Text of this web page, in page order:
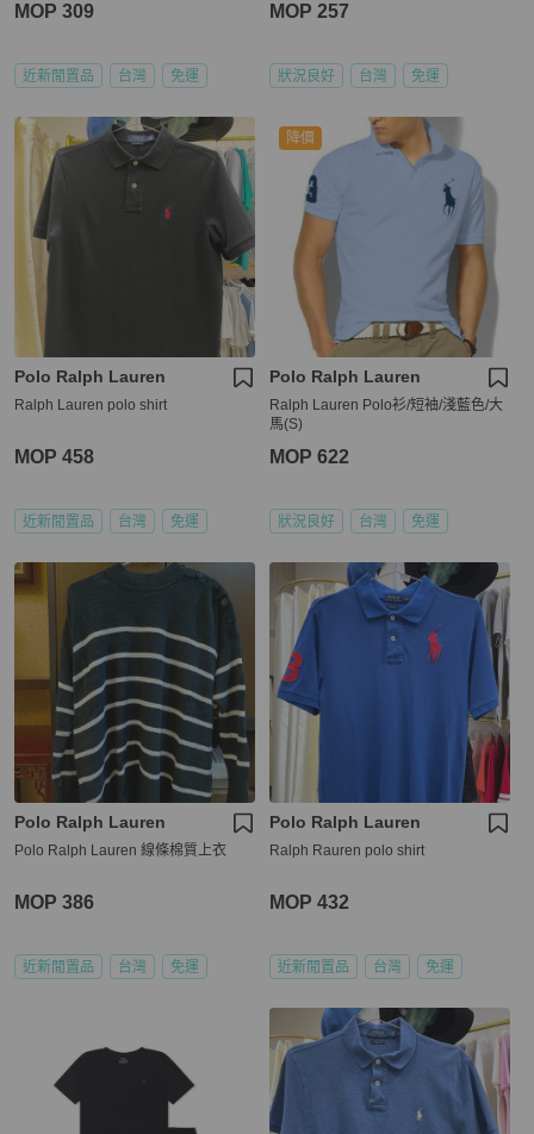
MOP 309
近新閒置品 台灣 免運
MOP 257
狀況良好 台灣 免運
Polo Ralph Lauren
Ralph Lauren polo shirt
MOP 458
近新閒置品 台灣 免運
降價
Polo Ralph Lauren
Ralph Lauren Polo衫/短袖/淺藍色/大
馬(S)
MOP 622
狀況良好 台灣 免運
Polo Ralph Lauren
Polo Ralph Lauren 線條棉質上衣
MOP 386
近新閒置品 台灣 免運
Polo Ralph Lauren
Ralph Rauren polo shirt
MOP 432
近新閒置品 台灣 免運